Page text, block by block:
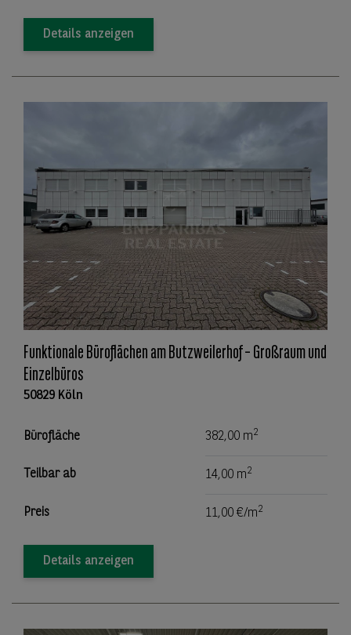
Details anzeigen
Funktionale Büroflächen am Butzweilerhof – Großraum und
Einzelbüros
50829 Köln
Bürofläche 382,00 m2
Teilbar ab 14,00 m2
Preis 11,00 €/m2
Details anzeigen